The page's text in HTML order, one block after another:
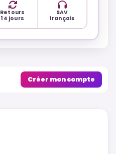
Retours
14 jours
SAV
français
Créer mon compte